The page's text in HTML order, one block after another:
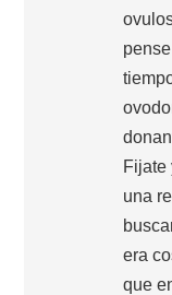
Fijate
una
era
que